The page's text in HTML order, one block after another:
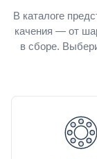
В каталоге
качения — от
в сборе.